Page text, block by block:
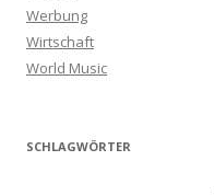
Werbung
Wirtschaft
World Music
SCHLAGWÖRTER